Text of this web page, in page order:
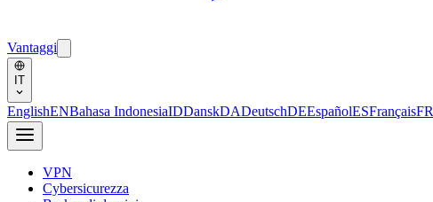
Vantaggi
IT
EnglishENBahasa IndonesiaIDDanskDADeutschDEEspañolESFrançaisFR
VPN
Cybersicurezza